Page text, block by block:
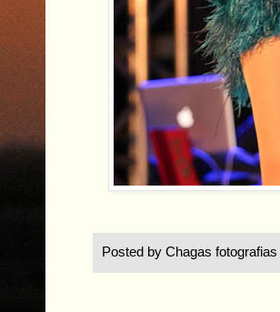
Posted by Chagas fotografias